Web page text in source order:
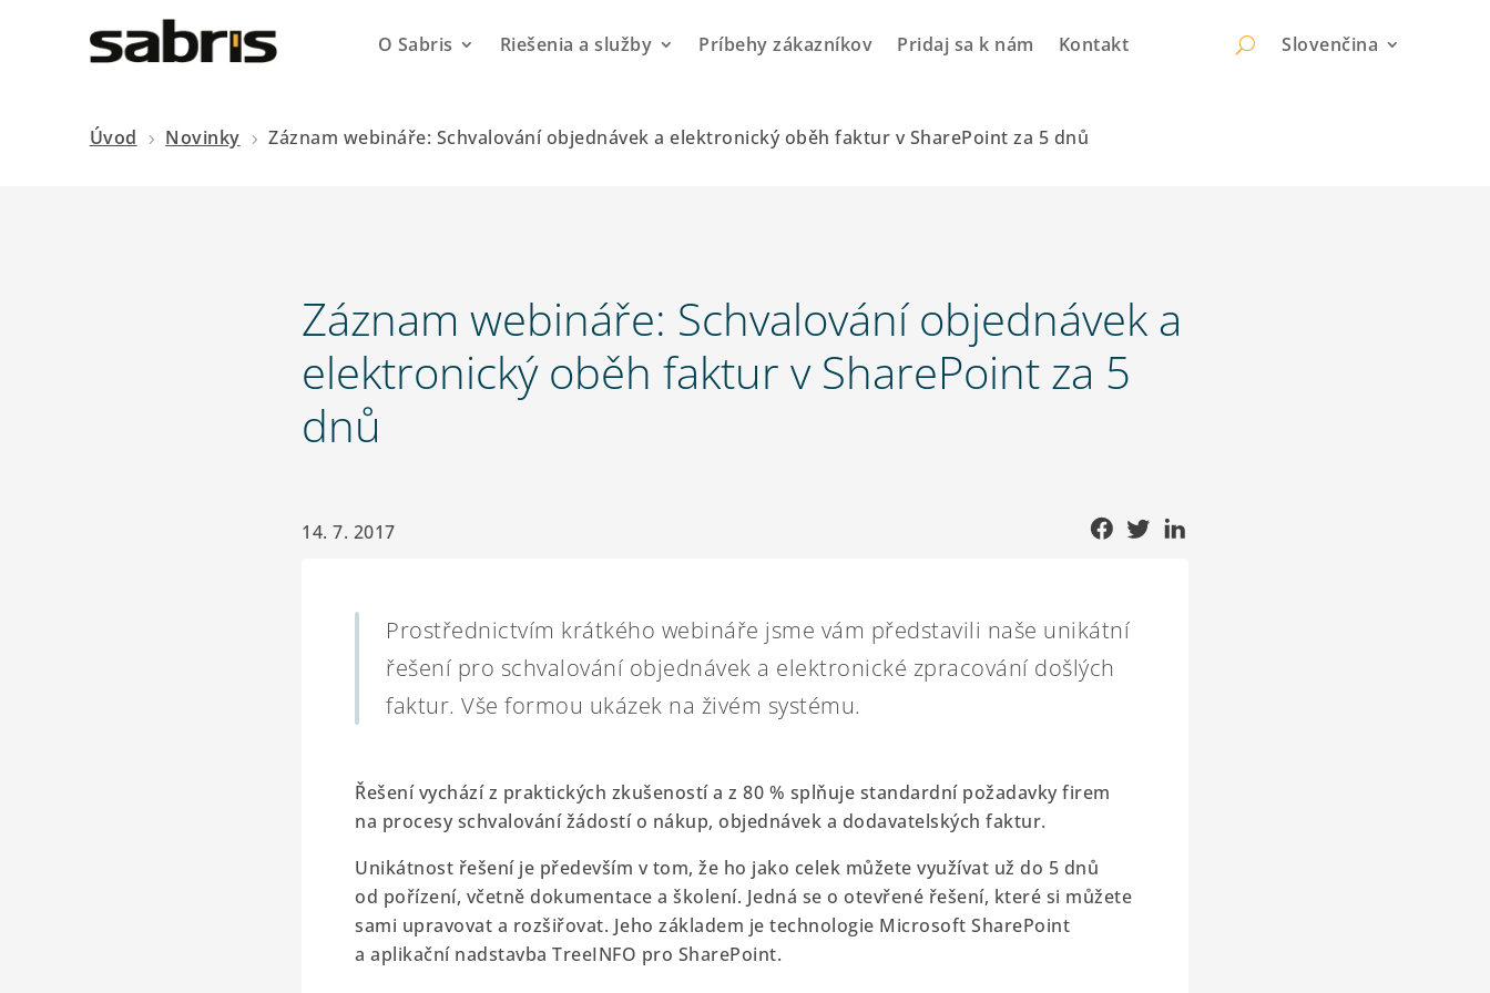
O Sabris Riešenia a služby Príbehy zákazníkov Pridaj sa k nám Kontakt Slovenčina
Úvod 5 Novinky 5 Záznam webináře: Schvalování objednávek a elektronický oběh faktur v SharePoint za 5 dnů
Záznam webináře: Schvalování objednávek a
elektronický oběh faktur v SharePoint za 5
dnů
14. 7. 2017
Prostřednictvím krátkého webináře jsme vám představili naše unikátní
řešení pro schvalování objednávek a elektronické zpracování došlých
faktur. Vše formou ukázek na živém systému.
Řešení vychází z praktických zkušeností a z 80 % splňuje standardní požadavky firem
na procesy schvalování žádostí o nákup, objednávek a dodavatelských faktur.
Unikátnost řešení je především v tom, že ho jako celek můžete využívat už do 5 dnů
od pořízení, včetně dokumentace a školení. Jedná se o otevřené řešení, které si můžete
sami upravovat a rozšiřovat. Jeho základem je technologie Microsoft SharePoint
a aplikační nadstavba TreeINFO pro SharePoint.